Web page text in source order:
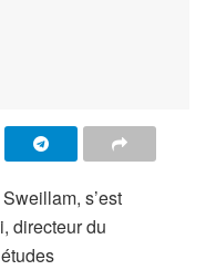
s’est
directeur du